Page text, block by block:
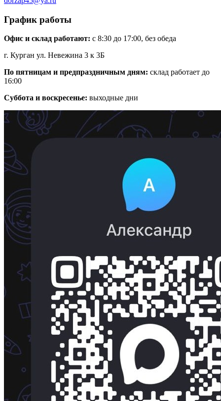
График работы
Офис и склад работают: с 8:30 до 17:00, без обеда
г. Курган ул. Невежина 3 к 3Б
По пятницам и предпраздничным дням: склад работает до
16:00
Суббота и воскресенье: выходные дни